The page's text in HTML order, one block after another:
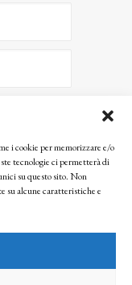
i cookie per memorizzare e/o
tecnologie ci permetterà di
su questo sito. Non
su alcune caratteristiche e
saranno trattate
Matteucci